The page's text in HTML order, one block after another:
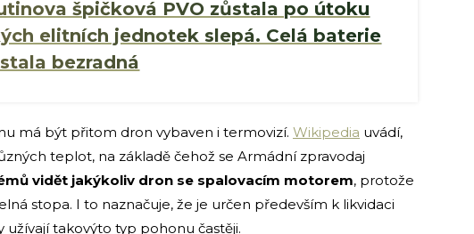
špičková PVO zůstala po útoku
elitních jednotek slepá. Celá baterie
bezradná
má být přitom dron vybaven i termovizí. Wikipedia uvádí,
teplot, na základě čehož se Armádní zpravodaj
vidět jakýkoliv dron se spalovacím motorem, protože
stopa. I to naznačuje, že je určen především k likvidaci
takovýto typ pohonu častěji.